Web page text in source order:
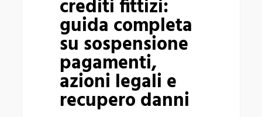
recuperocrediti fittizi:
guida completa
su sospensione
pagamenti,
azioni legali e
recupero danni